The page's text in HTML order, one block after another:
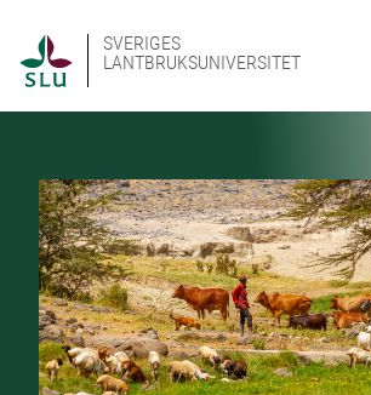
SVERIGES
LANTBRUKSUNIVERSITET